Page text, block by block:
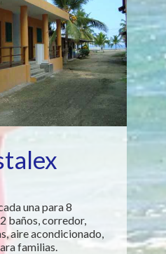
una para 8
baños, corredor,
aire acondicionado,
familias.